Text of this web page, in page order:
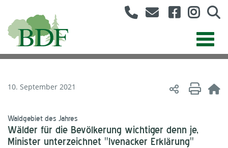
10. September 2021
Waldgebiet des Jahres
Wälder für die Bevölkerung wichtiger denn je,
Minister unterzeichnet "Ivenacker Erklärung"